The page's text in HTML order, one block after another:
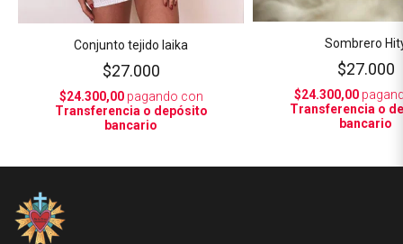
Conjunto tejido laika
$27.000
$24.300,00pagando con
Transferencia o depósito
bancario
Sombrero
$27.000
$24.300,00
Transferencia o
bancario